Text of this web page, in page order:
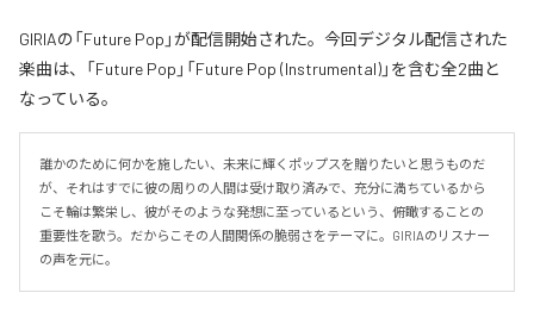
GIRIAの「Future Pop」が配信開始された。今回デジタル配信された
楽曲は、「Future Pop」「Future Pop (Instrumental)」を含む全2曲と
なっている。
誰かのために何かを施したい、未来に輝くポップスを贈りたいと思うものだ
が、それはすでに彼の周りの人間は受け取り済みで、充分に満ちているから
こそ輪は繁栄し、彼がそのような発想に至っているという、俯瞰することの
重要性を歌う。だからこその人間関係の脆弱さをテーマに。GIRIAのリスナー
の声を元に。